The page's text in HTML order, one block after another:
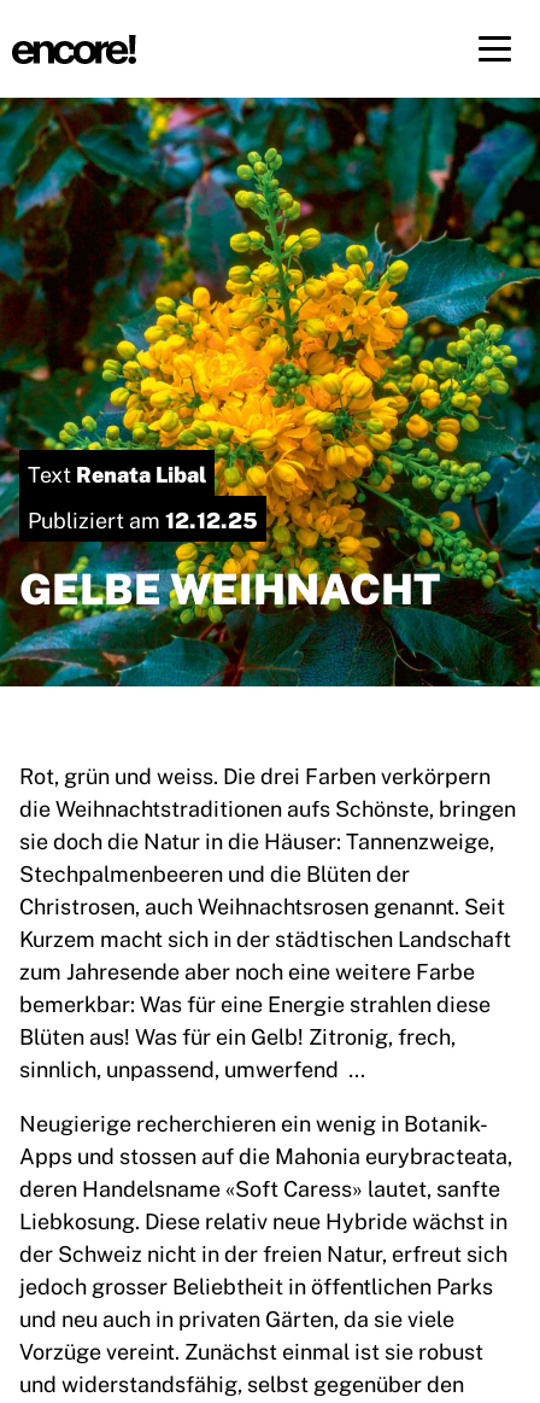
FR DE
Text Renata Libal
Publiziert am 12.12.25
GELBE WEIHNACHT
Rot, grün und weiss. Die drei Farben verkörpern
die Weihnachtstraditionen aufs Schönste, bringen
sie doch die Natur in die Häuser: Tannenzweige,
Stechpalmenbeeren und die Blüten der
Christrosen, auch Weihnachtsrosen genannt. Seit
Kurzem macht sich in der städtischen Landschaft
zum Jahresende aber noch eine weitere Farbe
bemerkbar: Was für eine Energie strahlen diese
Blüten aus! Was für ein Gelb! Zitronig, frech,
sinnlich, unpassend, umwerfend …
Neugierige recherchieren ein wenig in Botanik-
Apps und stossen auf die Mahonia eurybracteata,
deren Handelsname «Soft Caress» lautet, sanfte
Liebkosung. Diese relativ neue Hybride wächst in
der Schweiz nicht in der freien Natur, erfreut sich
jedoch grosser Beliebtheit in öffentlichen Parks
und neu auch in privaten Gärten, da sie viele
Vorzüge vereint. Zunächst einmal ist sie robust
und widerstandsfähig, selbst gegenüber den